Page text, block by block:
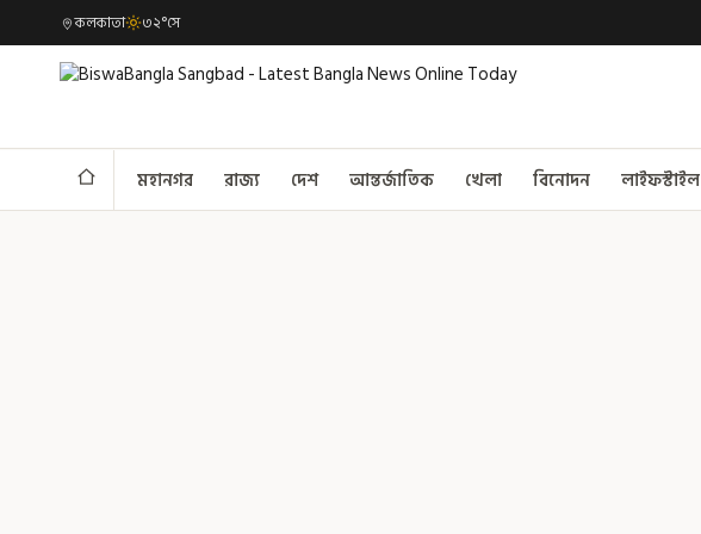
কলকাতা ৩২°সে
মহানগর রাজ্য দেশ আন্তর্জাতিক খেলা বিনোদন লাইফস্টাইল